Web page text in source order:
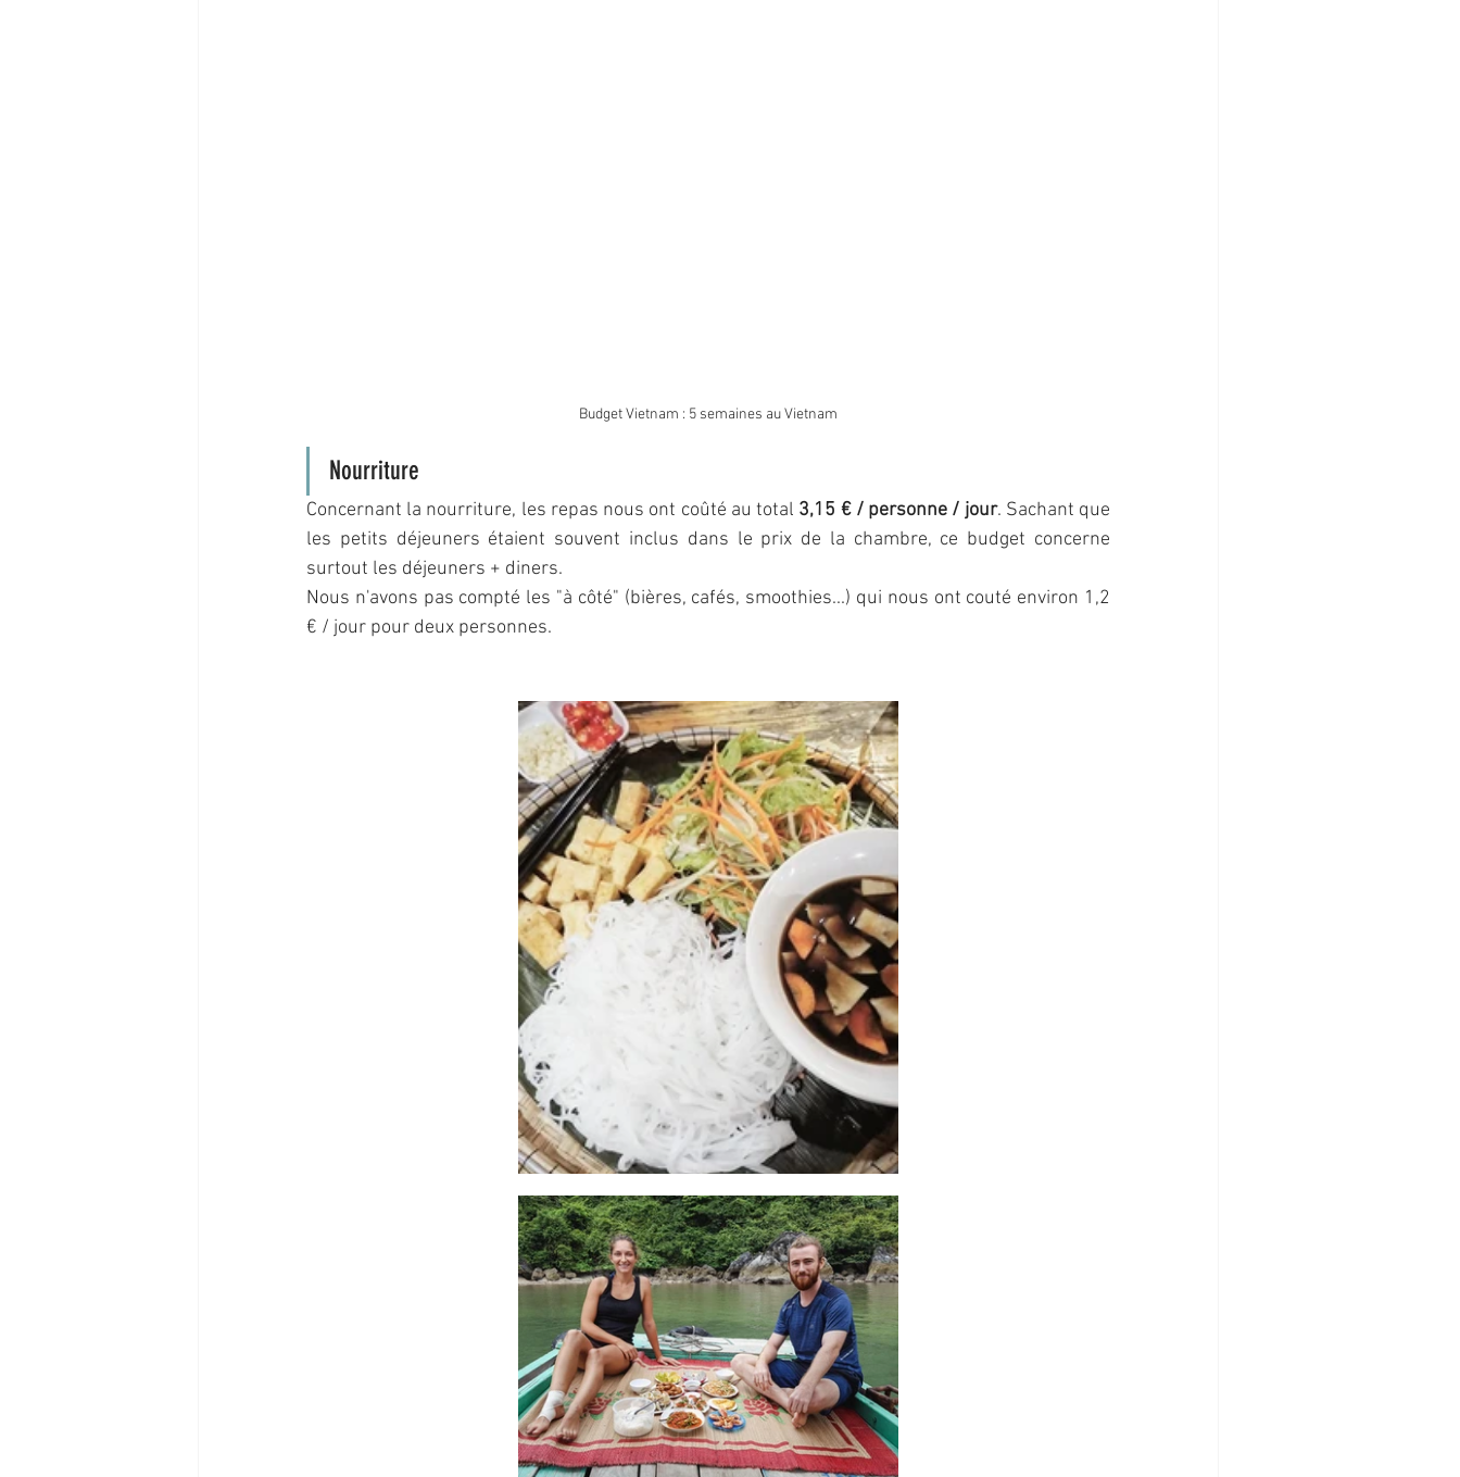
Budget Vietnam : 5 semaines au Vietnam
Nourriture
Concernant la nourriture, les repas nous ont coûté au total 3,15 € / personne / jour. Sachant que
les petits déjeuners étaient souvent inclus dans le prix de la chambre, ce budget concerne
surtout les déjeuners + diners.
Nous n'avons pas compté les "à côté" (bières, cafés, smoothies...) qui nous ont couté environ 1,2
€ / jour pour deux personnes.